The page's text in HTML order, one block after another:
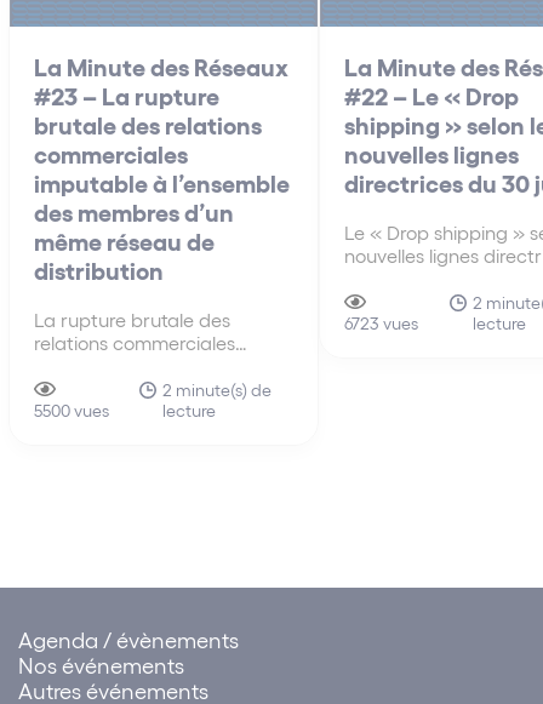
La Minute des Réseaux
#23 – La rupture
brutale des relations
commerciales
imputable à l’ensemble
des membres d’un
même réseau de
distribution
La rupture brutale des
relations commerciales
membres d’un même réseau
de distribution La faute tirée
5500 vues
2 minute(s) de
lecture
La Minute des
#22 – Le « Drop
shipping » selon
nouvelles lignes
directrices du 30
Le « Drop shipping »
nouvelles lignes
anciennes lignes
de 2010, les nouvelles
6723 vues
2
lecture
Agenda / évènements
Nos événements
Autres événements